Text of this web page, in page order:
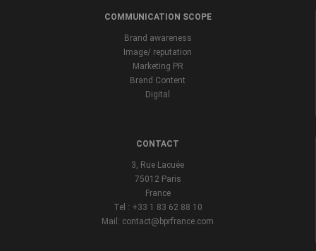
COMMUNICATION SCOPE
Brand awareness
Image/ reputation
Marketing PR
Brand Content
Digital
CONTACT
3, Rue Lacuée
75012 Paris
France
Tel : +33 1 83 62 88 10
Mail: contact@bprfrance.com